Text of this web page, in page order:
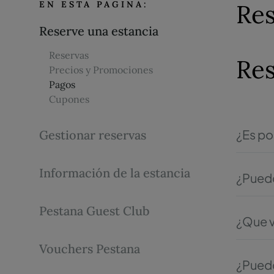
¿Es
¿Que
EN ESTA PAGINA:
Reserve una estancia
Reservas
Precios y Promociones
Pagos
Cupones
Gestionar reservas
Información de la estancia
Pestana Guest Club
Vouchers Pestana